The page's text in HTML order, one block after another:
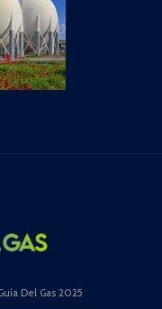
Del Gas 2025